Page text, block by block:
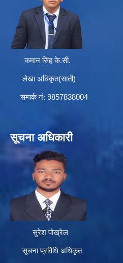
कमान सिंह के.सी.
लेखा अधिकृत(सातौं)
सम्पर्क न‌ं: 9857838004
सूचना अधिकारी
सुरेश पोख्रेल
सूचना प्रविधि अधिकृत